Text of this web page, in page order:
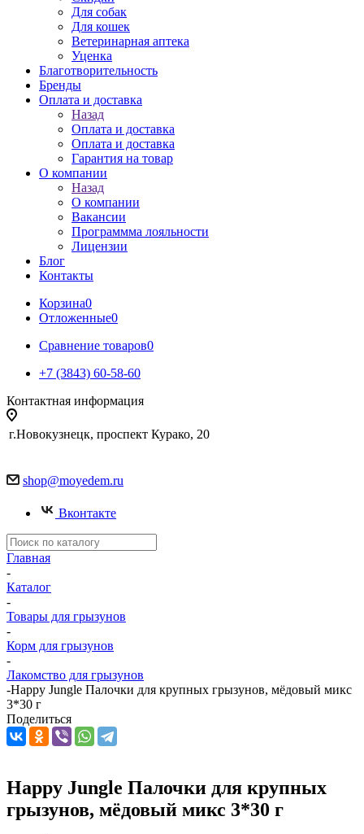
Для собак
Для кошек
Ветеринарная аптека
Уценка
Благотворительность
Бренды
Оплата и доставка
Назад
Оплата и доставка
Оплата и доставка
Гарантия на товар
О компании
Назад
О компании
Вакансии
Программма лояльности
Лицензии
Блог
Контакты
Корзина0
Отложенные0
Сравнение товаров0
+7 (3843) 60-58-60
Контактная информация
г.Новокузнецк, проспект Курако, 20
shop@moyedem.ru
Вконтакте
Главная
-
Каталог
-
Товары для грызунов
-
Корм для грызунов
-
Лакомство для грызунов
-Happy Jungle Палочки для крупных грызунов, мёдовый микс
3*30 г
Поделиться
Happy Jungle Палочки для крупных
грызунов, мёдовый микс 3*30 г